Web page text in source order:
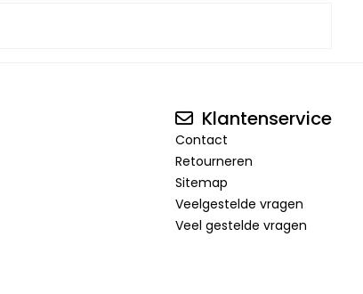
Klantenservice
Contact
Retourneren
Sitemap
Veelgestelde vragen
Veel gestelde vragen